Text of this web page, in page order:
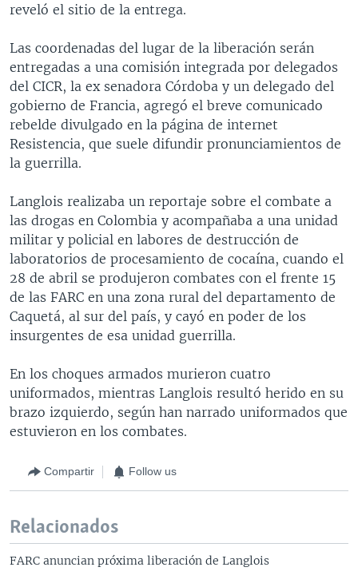
reveló el sitio de la entrega.
Las coordenadas del lugar de la liberación serán
entregadas a una comisión integrada por delegados
del CICR, la ex senadora Córdoba y un delegado del
gobierno de Francia, agregó el breve comunicado
rebelde divulgado en la página de internet
Resistencia, que suele difundir pronunciamientos de
la guerrilla.
Langlois realizaba un reportaje sobre el combate a
las drogas en Colombia y acompañaba a una unidad
militar y policial en labores de destrucción de
laboratorios de procesamiento de cocaína, cuando el
28 de abril se produjeron combates con el frente 15
de las FARC en una zona rural del departamento de
Caquetá, al sur del país, y cayó en poder de los
insurgentes de esa unidad guerrilla.
En los choques armados murieron cuatro
uniformados, mientras Langlois resultó herido en su
brazo izquierdo, según han narrado uniformados que
estuvieron en los combates.
Compartir Follow us
Relacionados
FARC anuncian próxima liberación de Langlois